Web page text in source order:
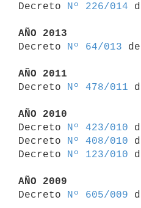
Decreto
Nº 226/014
AÑO 2013
Decreto
Nº 64/013
AÑO 2011
Decreto
Nº 478/011
AÑO 2010
Decreto
Nº 423/010
Decreto
Nº 408/010
Decreto
Nº 123/010
AÑO 2009
Decreto
Nº 605/009